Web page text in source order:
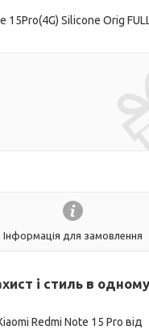
Silicone Orig
Інформація для замовлення
і стиль в одному
Redmi Note 15 Pro від